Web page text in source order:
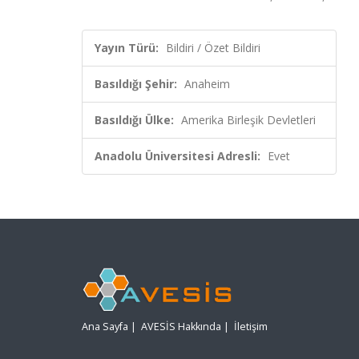
Yayın Türü: Bildiri / Özet Bildiri
Basıldığı Şehir: Anaheim
Basıldığı Ülke: Amerika Birleşik Devletleri
Anadolu Üniversitesi Adresli: Evet
Ana Sayfa | AVESİS Hakkında | İletişim